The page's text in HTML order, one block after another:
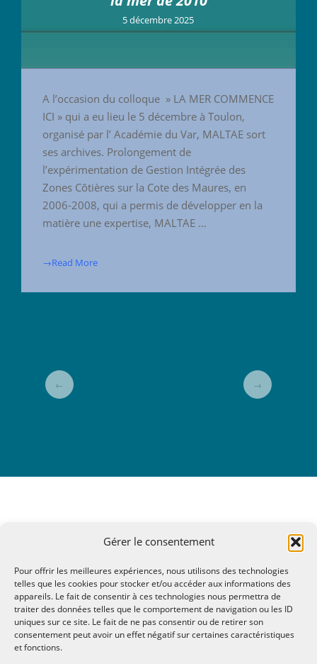
Gérer le consentement
Pour offrir les meilleures expériences, nous utilisons des technologies
telles que les cookies pour stocker et/ou accéder aux informations des
appareils. Le fait de consentir à ces technologies nous permettra de
traiter des données telles que le comportement de navigation ou les ID
uniques sur ce site. Le fait de ne pas consentir ou de retirer son
consentement peut avoir un effet négatif sur certaines caractéristiques
et fonctions.
5 décembre 2025
A l’occasion du colloque » LA MER COMMENCE
ICI » qui a eu lieu le 5 décembre à Toulon,
organisé par l’ Académie du Var, MALTAE sort
ses archives. Prolongement de
l’expérimentation de Gestion Intégrée des
Zones Côtières sur la Cote des Maures, en
2006-2008, qui a permis de développer en la
matière une expertise, MALTAE …
→Read More
← →